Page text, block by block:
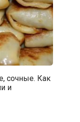
сочные. Как
и